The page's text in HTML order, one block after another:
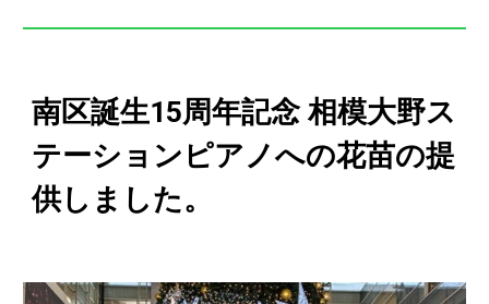
南区誕生15周年記念 相模大野ス
テーションピアノへの花苗の提
供しました。